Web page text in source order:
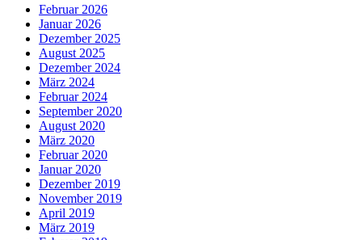
Februar 2026
Januar 2026
Dezember 2025
August 2025
Dezember 2024
März 2024
Februar 2024
September 2020
August 2020
März 2020
Februar 2020
Januar 2020
Dezember 2019
November 2019
April 2019
März 2019